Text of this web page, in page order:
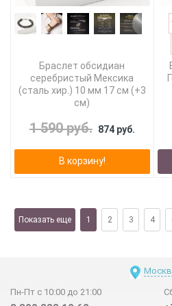
Браслет обсидиан
серебристый Мексика
(сталь хир.) 10 мм 17 см (+3
см)
1 590 руб. 874 руб.
В корзину!
Показать еще 1 2 3 4
Пн-Пт с 10:00 до 21:00